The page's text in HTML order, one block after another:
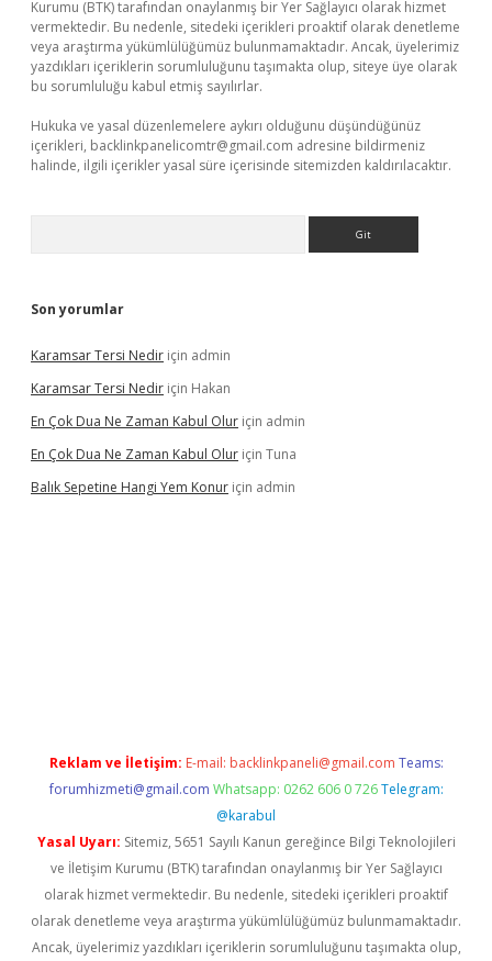
Kurumu (BTK) tarafından onaylanmış bir Yer Sağlayıcı olarak hizmet
vermektedir. Bu nedenle, sitedeki içerikleri proaktif olarak denetleme
veya araştırma yükümlülüğümüz bulunmamaktadır. Ancak, üyelerimiz
yazdıkları içeriklerin sorumluluğunu taşımakta olup, siteye üye olarak
bu sorumluluğu kabul etmiş sayılırlar.
Hukuka ve yasal düzenlemelere aykırı olduğunu düşündüğünüz
içerikleri, backlinkpanelicomtr@gmail.com adresine bildirmeniz
halinde, ilgili içerikler yasal süre içerisinde sitemizden kaldırılacaktır.
Son yorumlar
Karamsar Tersi Nedir için admin
Karamsar Tersi Nedir için Hakan
En Çok Dua Ne Zaman Kabul Olur için admin
En Çok Dua Ne Zaman Kabul Olur için Tuna
Balık Sepetine Hangi Yem Konur için admin
Reklam ve İletişim: E-mail: backlinkpaneli@gmail.com Teams:
forumhizmeti@gmail.com Whatsapp: 0262 606 0 726 Telegram:
@karabul
Yasal Uyarı: Sitemiz, 5651 Sayılı Kanun gereğince Bilgi Teknolojileri
ve İletişim Kurumu (BTK) tarafından onaylanmış bir Yer Sağlayıcı
olarak hizmet vermektedir. Bu nedenle, sitedeki içerikleri proaktif
olarak denetleme veya araştırma yükümlülüğümüz bulunmamaktadır.
Ancak, üyelerimiz yazdıkları içeriklerin sorumluluğunu taşımakta olup,